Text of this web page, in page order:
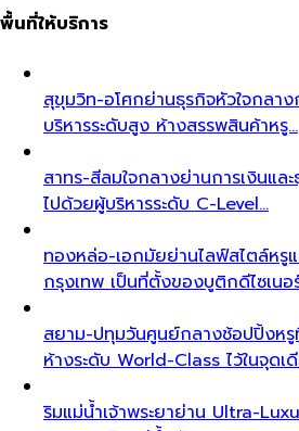
พื้นที่ให้บริการ
สุขุมวิท-อโศกย่านธุรกิจหัวใจกลา
บริหารระดับสูง ห้างสรรพสินค้าหรู…
สาทร-สีลมใจกลางย่านการเงินแล
ไปด้วยผู้บริหารระดับ C-Level…
ทองหล่อ-เอกมัยย่านไลฟ์สไตล์หรู
กรุงเทพ เป็นที่ตั้งของบูติกดีไซเนอ
สยาม-ปทุมวันศูนย์กลางช้อปปิ้งหรู
ห้างระดับ World-Class ไว้ในจุดเ
ริมแม่น้ำเจ้าพระยาย่าน Ultra-